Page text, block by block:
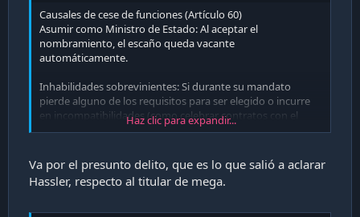
Causales de cese de funciones (Artículo 60)
Asumir como Ministro de Estado: Al aceptar el
nombramiento, el escaño queda vacante
automáticamente.
Inhabilidades sobrevinientes: Si durante su mandato
pierde alguno de los requisitos para ser elegido o incurre
en incompatibilidades (como celebrar contratos con el
Estado, actuar como abogado en juicios contra el Fisco o
Abandono injustificado: Ausentarse del país por más de 30
días sin el permiso previo de la Cámara de Diputadas y
Haz clic para expandir...
Va por el presunto delito, que es lo que salió a aclarar
Hassler, respecto al titular de mega.